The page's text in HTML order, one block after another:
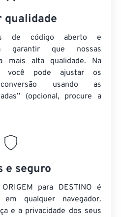
qualidade
de código aberto e
garantir que nossas
mais alta qualidade. Na
você pode ajustar os
usando as
(opcional, procure a
e seguro
para DESTINO é
qualquer navegador.
e a privacidade dos seus